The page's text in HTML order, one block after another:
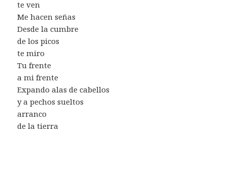
te ven
Me hacen señas
Desde la cumbre
de los picos
te miro
Tu frente
a mi frente
Expando alas de cabellos
y a pechos sueltos
arranco
de la tierra